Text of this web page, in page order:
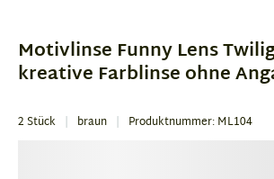
1
Motivlinse Funny Lens
kreative Farblinse ohne
2 Stück braun Produktnummer: ML104